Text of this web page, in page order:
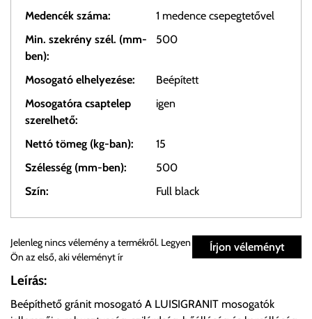
Medencék száma:
1 medence csepegtetővel
Min. szekrény szél. (mm-
ben):
500
Mosogató elhelyezése:
Beépített
Mosogatóra csaptelep
szerelhető:
igen
Nettó tömeg (kg-ban):
15
Szélesség (mm-ben):
500
Szín:
Full black
Személyes átvétel:
Önnek lehetősége van rendelését a beérkezést követően
előre egyeztetett időpontban.
Írjon véleményt
Jelenleg nincs vélemény a termékről. Legyen
Ön az első, aki véleményt ír
Leírás:
Beépíthető gránit mosogató A LUISIGRANIT mosogatók